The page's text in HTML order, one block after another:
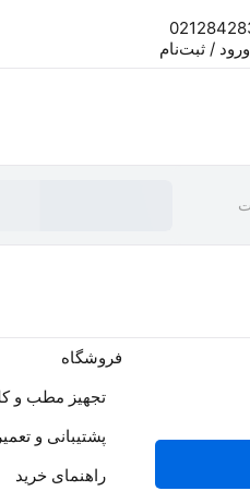
ورود / ثبت‌نام
فروشگاه
تجهیز مطب و
پشتیبانی و
راهنمای خرید